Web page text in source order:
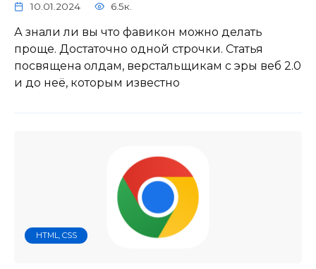
10.01.2024 6.5к.
А знали ли вы что фавикон можно делать
проще. Достаточно одной строчки. Статья
посвящена олдам, верстальщикам с эры веб 2.0
и до неё, которым известно
HTML, CSS